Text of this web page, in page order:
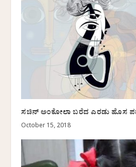
ಸಚಿನ್ ಅಂಕೋಲಾ ಬರೆದ ಎರಡು ಹೊಸ
October 15, 2018